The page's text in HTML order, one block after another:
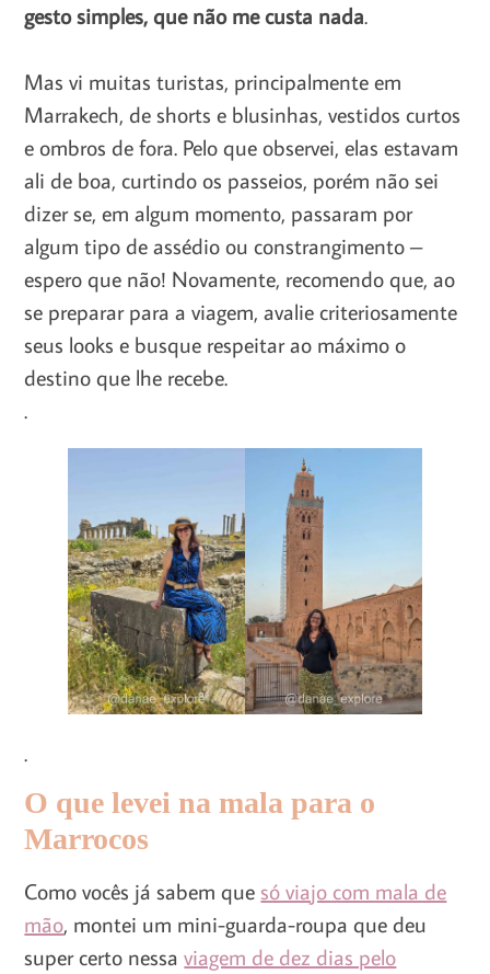
gesto simples, que não me custa nada.
Mas vi muitas turistas, principalmente em
Marrakech, de shorts e blusinhas, vestidos curtos
e ombros de fora. Pelo que observei, elas estavam
ali de boa, curtindo os passeios, porém não sei
dizer se, em algum momento, passaram por
algum tipo de assédio ou constrangimento –
espero que não! Novamente, recomendo que, ao
se preparar para a viagem, avalie criteriosamente
seus looks e busque respeitar ao máximo o
destino que lhe recebe.
.
.
O que levei na mala para o
Marrocos
Como vocês já sabem que só viajo com mala de
mão, montei um mini-guarda-roupa que deu
super certo nessaviagem de dez dias pelo